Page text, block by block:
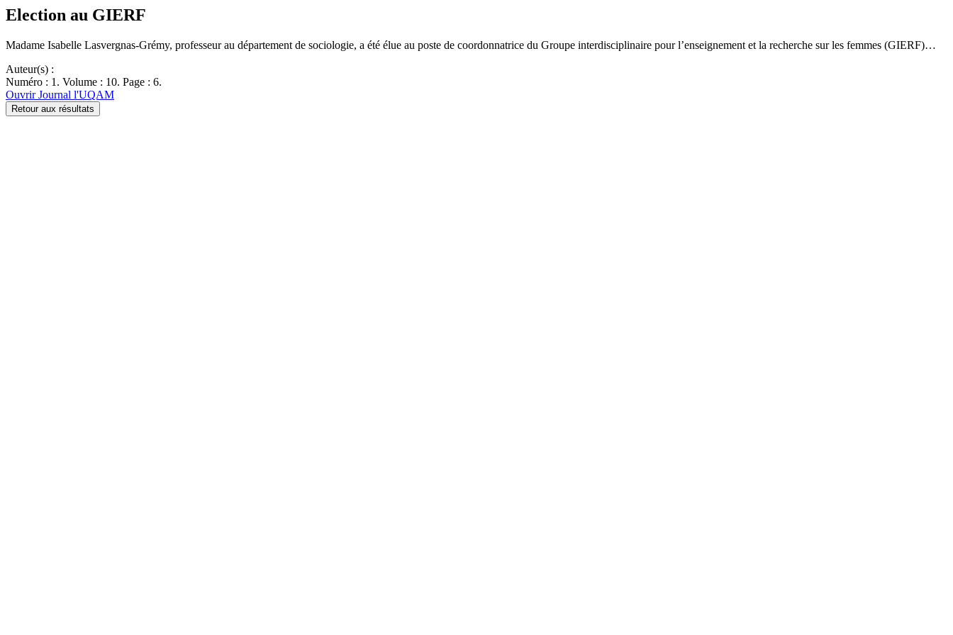
Election au GIERF
Madame Isabelle Lasvergnas-Grémy, professeur au département de sociologie, a été élue au poste de coordonnatrice du Groupe interdisciplinaire pour l’enseignement et la recherche sur les femmes (GIERF)…
Auteur(s) :
Numéro : 1. Volume : 10. Page : 6.
Ouvrir Journal l'UQAM
Retour aux résultats